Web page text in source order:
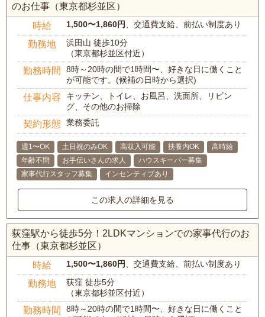
のお仕事（東京都杉並区）
時給 1,500〜1,860円 、交通費支給、前払い制度あり
勤務地
浜田山 徒歩10分
（東京都杉並区付近）
勤務時間
8時～20時の間で1時間〜、好きな日に働くこと
が可能です。(候補の日時から選択)
仕事内容
キッチン、トイレ、お風呂、洗面所、リビン
グ、その他のお掃除
契約形態 業務委託
週1〜OK 土日祝のみOK 高収入可能 扶養内OK
高時給
年齢不問
お手伝いさんの求人
ハウスキーパー募集
家事代行スタッフ募集
インセンティブあり
この求人の詳細を見る
荻窪駅から徒歩5分！2LDKマンションでの家事代行のお
仕事（東京都杉並区）
時給 1,500〜1,860円 、交通費支給、前払い制度あり
勤務地
荻窪 徒歩5分
（東京都杉並区付近）
勤務時間
8時～20時の間で1時間〜、好きな日に働くこと